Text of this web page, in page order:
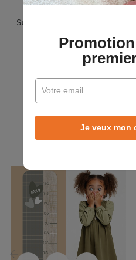
Surprise à écrire chaque
LES
ACHETÉ
ONT
Je veux mon